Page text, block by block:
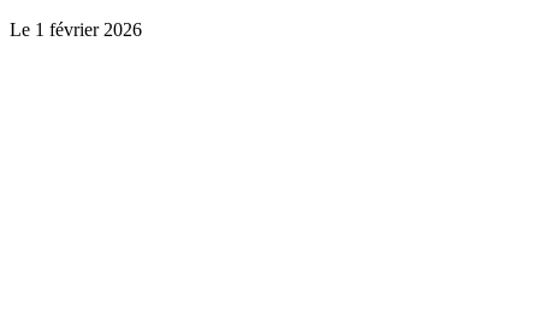
Le 1 février 2026